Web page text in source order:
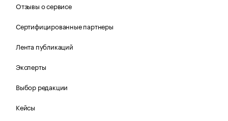
Отзывы о сервисе
Сертифицированные партнеры
Лента публикаций
Эксперты
Выбор редакции
Кейсы